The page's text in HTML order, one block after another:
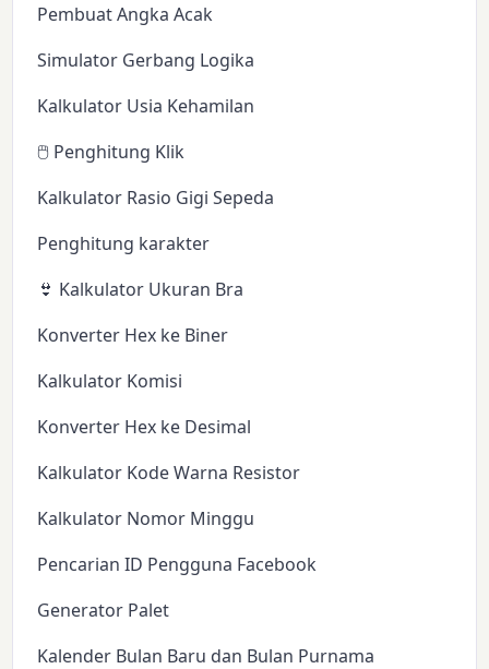
Pembuat Angka Acak
Simulator Gerbang Logika
Kalkulator Usia Kehamilan
🖱️ Penghitung Klik
Kalkulator Rasio Gigi Sepeda
Penghitung karakter
👙 Kalkulator Ukuran Bra
Konverter Hex ke Biner
Kalkulator Komisi
Konverter Hex ke Desimal
Kalkulator Kode Warna Resistor
Kalkulator Nomor Minggu
Pencarian ID Pengguna Facebook
Generator Palet
Kalender Bulan Baru dan Bulan Purnama